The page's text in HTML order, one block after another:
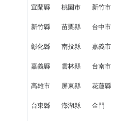
宜蘭縣 桃園市 新竹市
新竹縣 苗栗縣 台中市
彰化縣 南投縣 嘉義市
嘉義縣 雲林縣 台南市
高雄市 屏東縣 花蓮縣
台東縣 澎湖縣 金門